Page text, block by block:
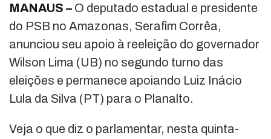
MANAUS – O deputado estadual e presidente
do PSB no Amazonas, Serafim Corrêa,
anunciou seu apoio à reeleição do governador
Wilson Lima (UB) no segundo turno das
eleições e permanece apoiando Luiz Inácio
Lula da Silva (PT) para o Planalto.
Veja o que diz o parlamentar, nesta quinta-